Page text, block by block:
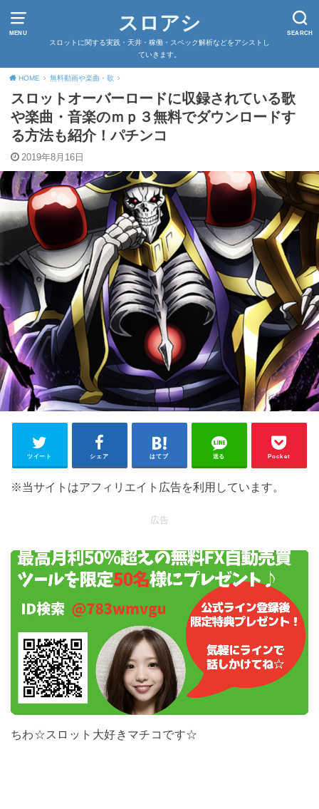
MENU SEARCH
スロアシ
スロットに関する実践・天井・稼働・スペック解析などをアシストし
ていきます。
HOME 無料動画や楽曲・歌
スロットオーバーロードに収録されている歌
や楽曲・音楽のｍｐ３無料でダウンロードす
る方法も紹介！パチンコ
2019年8月16日
ツイート シェア はてブ 送る Pocket
※当サイトはアフィリエイト広告を利用しています。
広告
ちわ☆スロット大好きマチコです☆